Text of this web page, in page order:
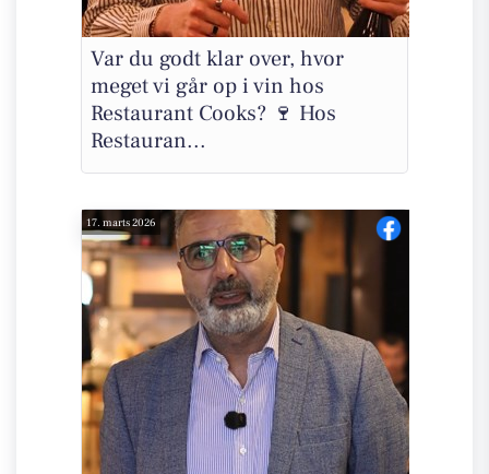
Var du godt klar over, hvor
meget vi går op i vin hos
Restaurant Cooks? 🍷 Hos
Restauran...
17. marts 2026